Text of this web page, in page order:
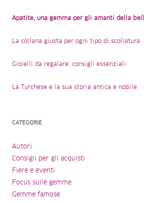
Apatite, una gemma per gli amanti della
La collana giusta per ogni tipo di scollatura
Gioielli da regalare: consigli essenziali
La Turchese e la sua storia antica e nobile
CATEGORIE
Autori
Consigli per gli acquisti
Fiere e eventi
Focus sulle gemme
Gemme famose